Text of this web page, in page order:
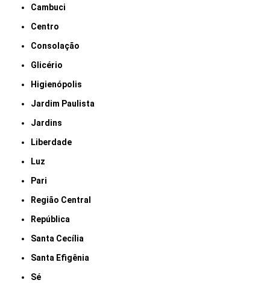
Cambuci
Centro
Consolação
Glicério
Higienópolis
Jardim Paulista
Jardins
Liberdade
Luz
Pari
Região Central
República
Santa Cecília
Santa Efigênia
Sé